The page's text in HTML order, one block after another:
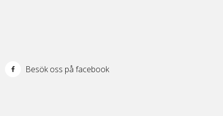
Besök oss på facebook